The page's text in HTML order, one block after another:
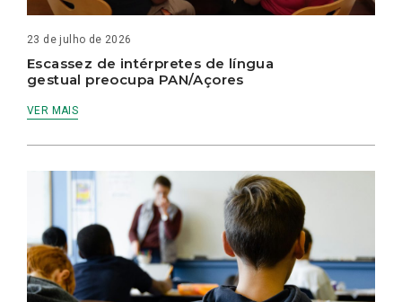
23 de julho de 2026
Escassez de intérpretes de língua
gestual preocupa PAN/Açores
VER MAIS